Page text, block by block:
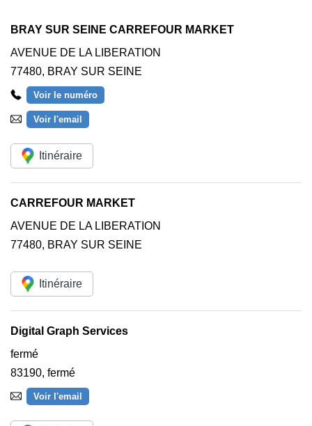
BRAY SUR SEINE CARREFOUR MARKET
AVENUE DE LA LIBERATION
77480, BRAY SUR SEINE
Voir le numéro
Voir l'email
Itinéraire
CARREFOUR MARKET
AVENUE DE LA LIBERATION
77480, BRAY SUR SEINE
Itinéraire
Digital Graph Services
fermé
83190, fermé
Voir l'email